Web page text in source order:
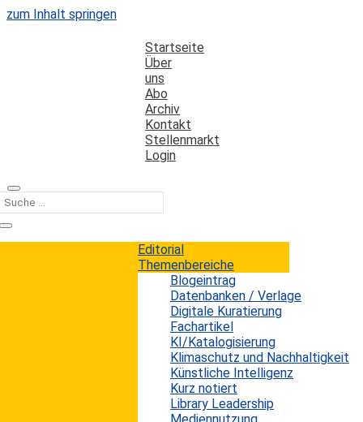
zum Inhalt springen
Startseite
Über
uns
Abo
Archiv
Kontakt
Stellenmarkt
Login
Editorial
Themenbereiche
Blogeintrag
Datenbanken / Verlage
Digitale Kuratierung
Fachartikel
KI/Katalogisierung
Klimaschutz und Nachhaltigkeit
Künstliche Intelligenz
Kurz notiert
Library Leadership
Kategorie
Nutzungsverhalten
Social Media Trends 2024: Wie sich die
Nutzung von Plattformen verändert hat
3. September 2024
Die Social Media Landschaft entwickelt sich stetig
weiter, und die Trends des Jahres 2024 zeigen
interessante Veränderungen im Nutzungsverhalten und